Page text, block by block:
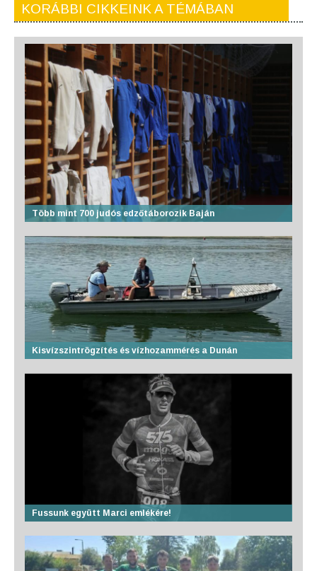
KORÁBBI CIKKEINK A TÉMÁBAN
Több mint 700 judós edzőtáborozik Baján
Kisvízszintrögzítés és vízhozammérés a Dunán
Fussunk együtt Marci emlékére!